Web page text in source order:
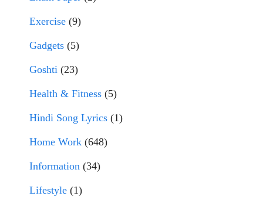
Exercise (9)
Gadgets (5)
Goshti (23)
Health & Fitness (5)
Hindi Song Lyrics (1)
Home Work (648)
Information (34)
Lifestyle (1)